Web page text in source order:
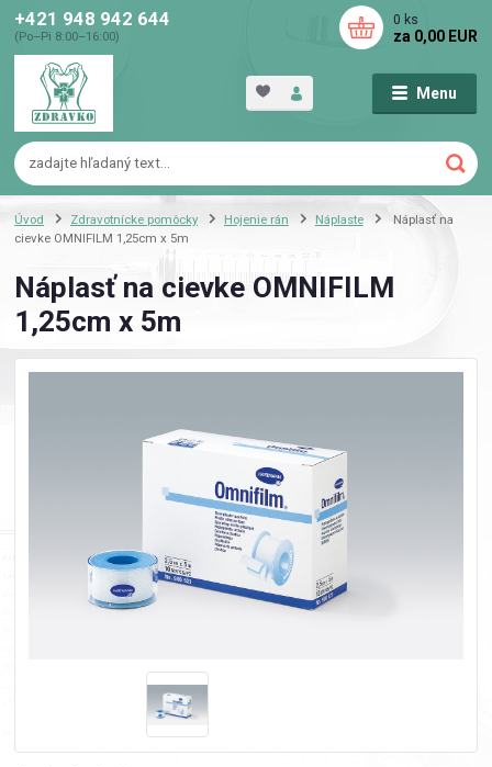
Menu
+421 948 942 644
(Po–Pi 8:00–16:00)
0 ks
za 0,00 EUR
Úvod Zdravotnícke pomôcky Hojenie rán Náplaste
Náplasť na
cievke OMNIFILM 1,25cm x 5m
Náplasť na cievke OMNIFILM
1,25cm x 5m